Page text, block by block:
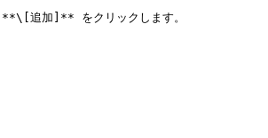
加]** をクリックします。